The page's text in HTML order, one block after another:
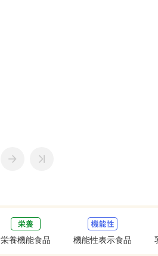
栄養機能食品 機能性表示食品